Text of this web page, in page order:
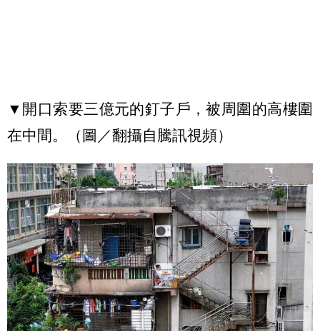
▼開口索要三億元的釘子戶，被周圍的高樓圍
在中間。（圖／翻攝自騰訊視頻）